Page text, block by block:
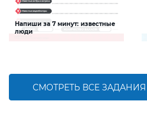
Напиши за 7 минут: известные
люди
СМОТРЕТЬ ВСЕ ЗАДАНИЯ